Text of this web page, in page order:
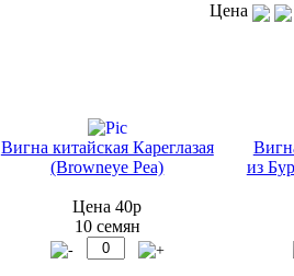
Цена
Вигна китайская Кареглазая
(Browneye Pea)
Цена 40р
10 семян
из